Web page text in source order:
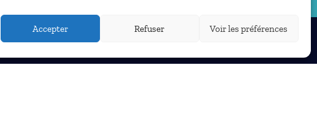
Accepter Refuser Voir les préférences